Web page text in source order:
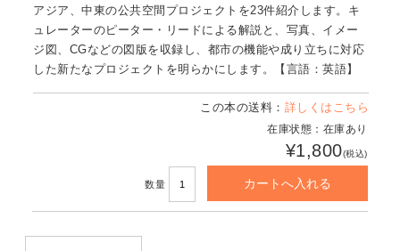
アジア、中東の公共空間プロジェクトを23件紹介します。キ
ュレーターのピーター・リードによる解説と、写真、イメー
ジ図、CGなどの図版を収録し、都市の機能や成り立ちに対応
した新たなプロジェクトを明らかにします。【言語：英語】
この本の送料： 詳しくはこちら
在庫状態：在庫あり
¥1,800(税込)
数量